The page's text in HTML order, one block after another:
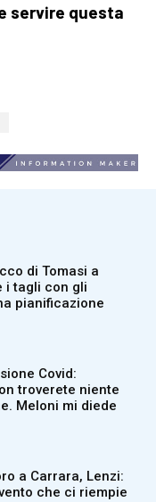
servire questa
di Tomasi a
i tagli con gli
pianificazione
Covid:
troverete niente
Meloni mi diede
a Carrara, Lenzi:
che ci riempie